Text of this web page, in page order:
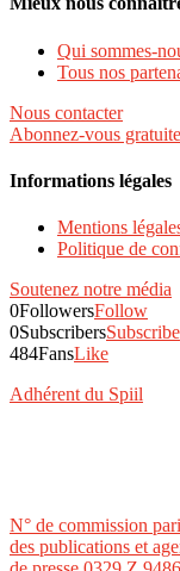
Qui sommes-
Tous nos
Nous contacter
Abonnez-vous
Informations légales
Mentions
Politique de
Soutenez notre média
0FollowersFollow
0SubscribersSubscribe
484FansLike
Adhérent du Spiil
N° de commission
des publications et